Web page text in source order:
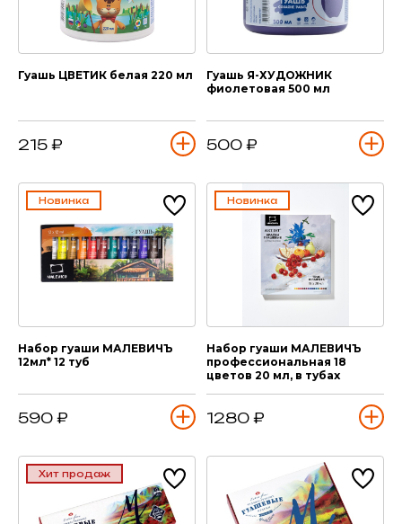
Гуашь ЦВЕТИК белая 220 мл
215 ₽
Гуашь Я-ХУДОЖНИК
фиолетовая 500 мл
500 ₽
Новинка
Набор гуаши МАЛЕВИЧЪ
12мл* 12 туб
590 ₽
Новинка
Набор гуаши МАЛЕВИЧЪ
профессиональная 18
цветов 20 мл, в тубах
1280 ₽
Хит продаж